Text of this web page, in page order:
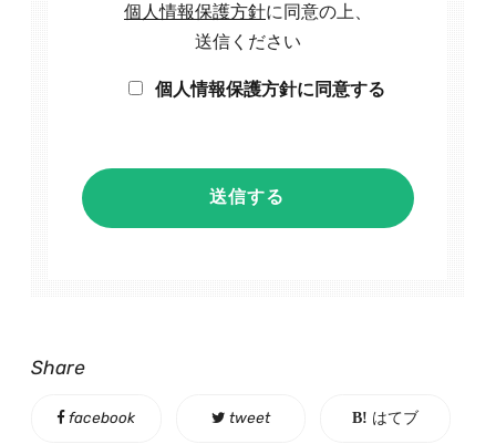
個人情報保護方針に同意の上、
送信ください
個人情報保護方針に同意する
Share
facebook tweet はてブ